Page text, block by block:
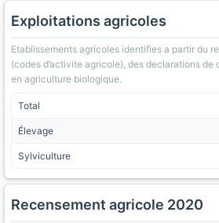
Exploitations agricoles
Etablissements agricoles identifies a partir du
(codes d’activite agricole), des declarations
en agriculture biologique.
Total
Élevage
Sylviculture
Recensement agricole 2020